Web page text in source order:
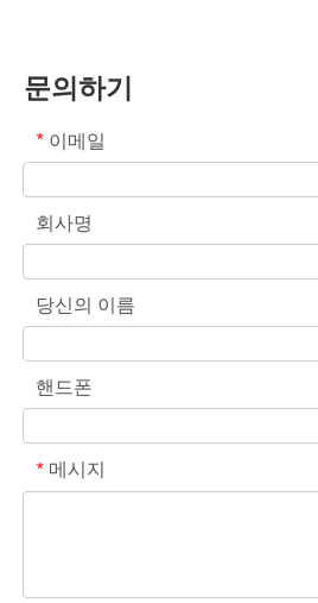
문의하기
* 이메일
회사명
당신의 이름
핸드폰
* 메시지